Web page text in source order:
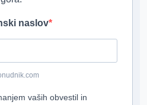
naslov
vaših obvestil in